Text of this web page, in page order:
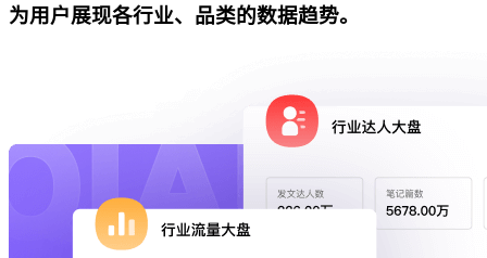
为用户展现各行业、品类的数据趋势。